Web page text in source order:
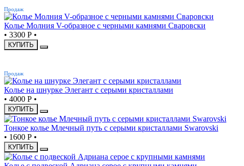
Продаж
Колье Молния V-образное с черными камнями Сваровски
• 3300 Р •
КУПИТЬ
Продаж
Колье на шнурке Элегант с серыми кристаллами
• 4000 Р •
КУПИТЬ
Тонкое колье Млечный путь с серыми кристаллами Swarovski
• 1600 Р •
КУПИТЬ